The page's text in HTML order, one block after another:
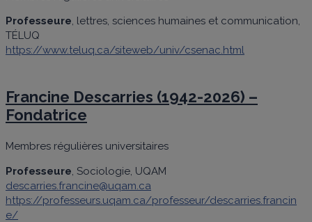
Professeure , lettres, sciences humaines et communication,
TÉLUQ
https://www.teluq.ca/siteweb/univ/csenac.html
Francine Descarries (1942-2026) –
Fondatrice
Membres régulières universitaires
Professeure , Sociologie, UQAM
descarries.francine@uqam.ca
https://professeurs.uqam.ca/professeur/descarries.francin
e/